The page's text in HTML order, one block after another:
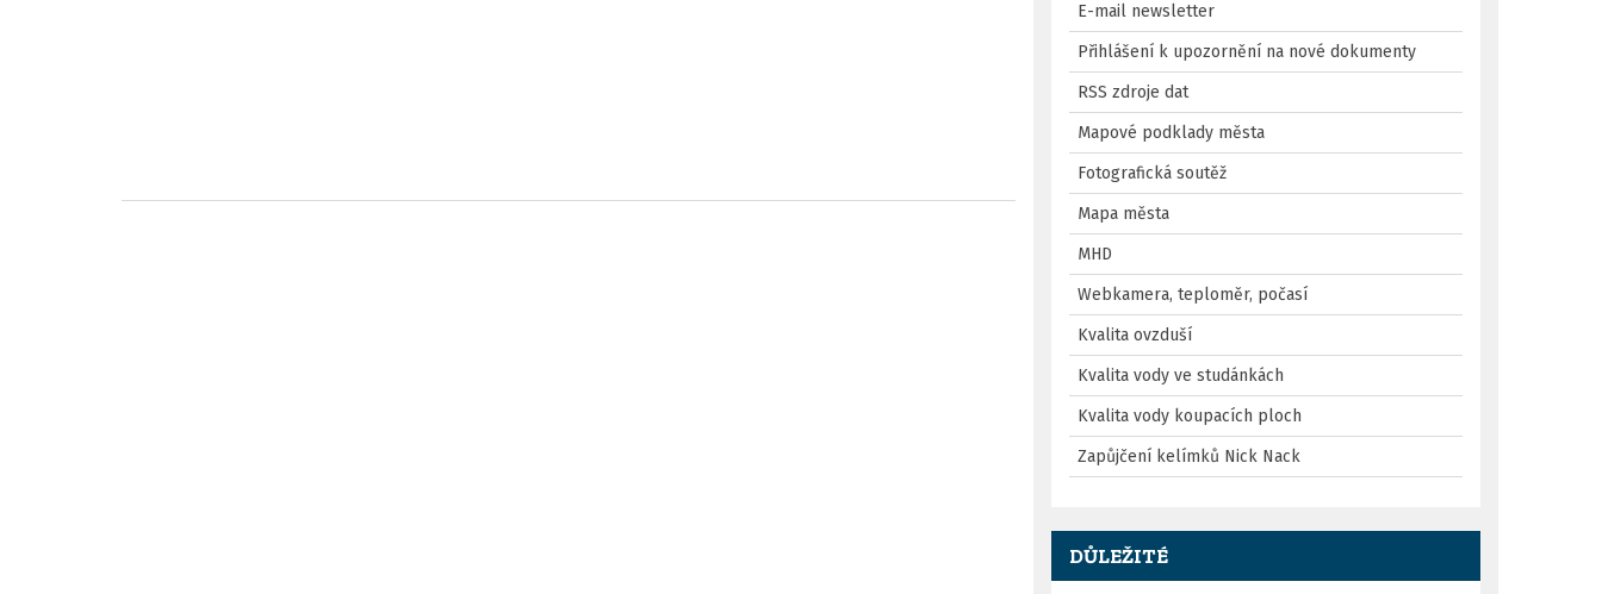
E-mail newsletter
Přihlášení k upozornění na nové dokumenty
RSS zdroje dat
Mapové podklady města
Fotografická soutěž
Mapa města
MHD
Webkamera, teploměr, počasí
Kvalita ovzduší
Kvalita vody ve studánkách
Kvalita vody koupacích ploch
Zapůjčení kelímků Nick Nack
DŮLEŽITÉ